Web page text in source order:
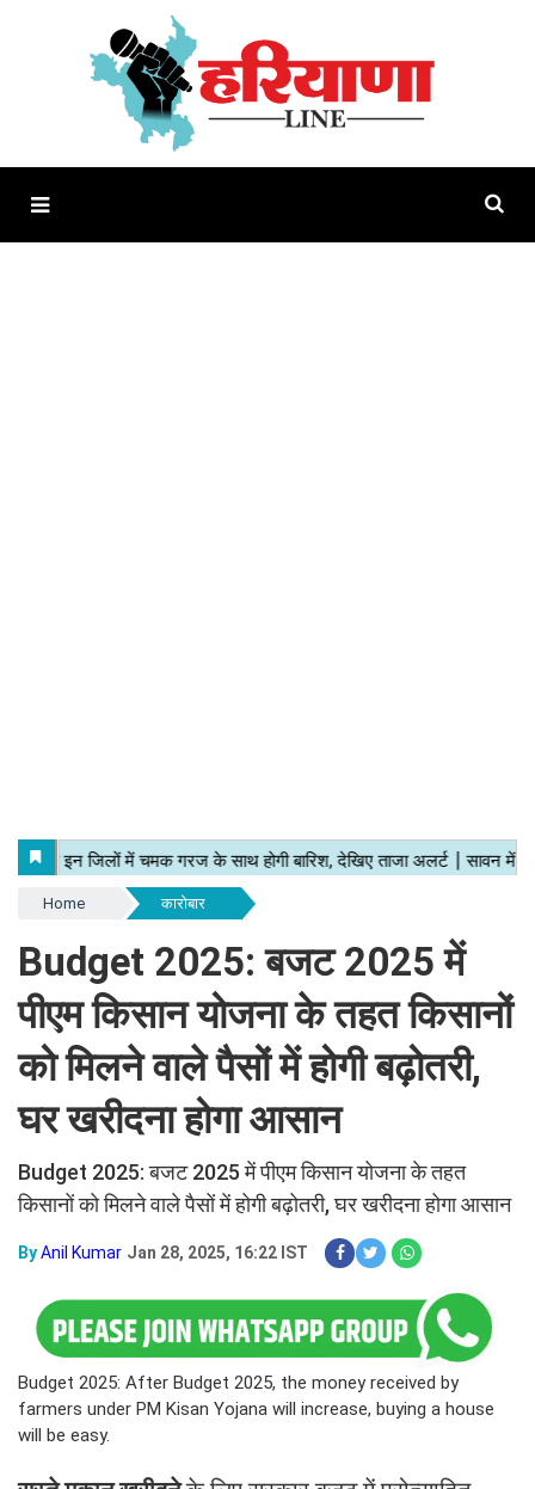
Home कारोबार
Budget 2025: बजट 2025 में
पीएम किसान योजना के तहत किसानों
को मिलने वाले पैसों में होगी बढ़ोतरी,
घर खरीदना होगा आसान
Budget 2025: बजट 2025 में पीएम किसान योजना के तहत
किसानों को मिलने वाले पैसों में होगी बढ़ोतरी, घर खरीदना होगा आसान
ByAnil Kumar Jan 28, 2025, 16:22 IST
Budget 2025: After Budget 2025, the money received by
farmers under PM Kisan Yojana will increase, buying a house
will be easy.